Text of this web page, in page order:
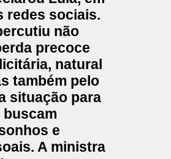
redes sociais.
não
precoce
natural
também pelo
situação para
buscam
e
A ministra